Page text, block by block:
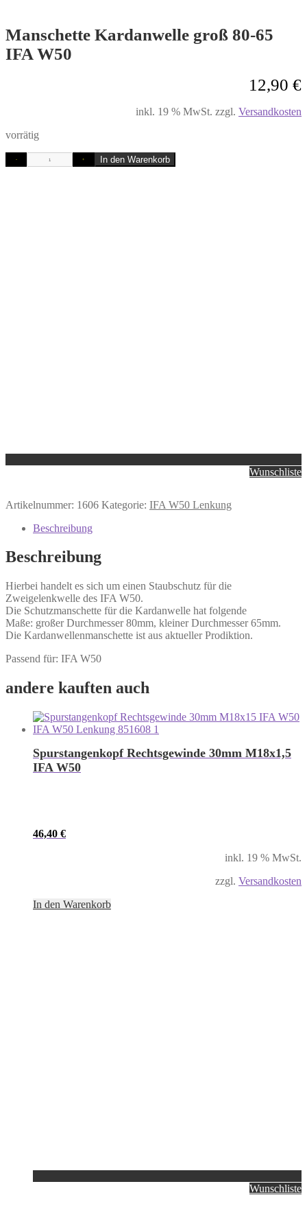
Manschette Kardanwelle groß 80-65
IFA W50
12,90 €
inkl. 19 % MwSt. zzgl. Versandkosten
vorrätig
- + In den Warenkorb
Wunschliste
Artikelnummer: 1606 Kategorie: IFA W50 Lenkung
Beschreibung
Beschreibung
Hierbei handelt es sich um einen Staubschutz für die
Zweigelenkwelle des IFA W50.
Die Schutzmanschette für die Kardanwelle hat folgende
Maße: großer Durchmesser 80mm, kleiner Durchmesser 65mm.
Die Kardanwellenmanschette ist aus aktueller Prodiktion.
Passend für: IFA W50
andere kauften auch
Spurstangenkopf Rechtsgewinde 30mm M18x1,5
IFA W50
46,40 €
inkl. 19 % MwSt.
zzgl. Versandkosten
In den Warenkorb
Wunschliste